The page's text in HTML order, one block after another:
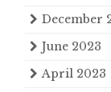
December
June 2023
April 2023